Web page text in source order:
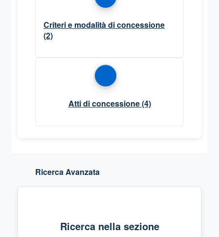
Criteri e modalità di concessione
(2)
Atti di concessione(4)
Ricerca Avanzata
Ricerca nella sezione